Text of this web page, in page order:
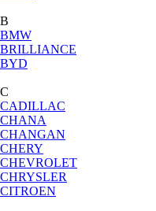
B
BMW
BRILLIANCE
BYD
C
CADILLAC
CHANA
CHANGAN
CHERY
CHEVROLET
CHRYSLER
CITROEN